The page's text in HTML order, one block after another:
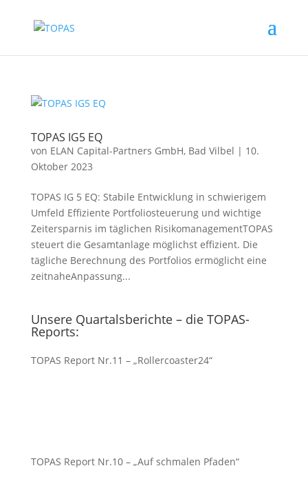
TOPAS IG5 EQ
von ELAN Capital-Partners GmbH, Bad Vilbel | 10.
Oktober 2023
TOPAS IG 5 EQ: Stabile Entwicklung in schwierigem
Umfeld Effiziente Portfoliosteuerung und wichtige
Zeitersparnis im täglichen RisikomanagementTOPAS
steuert die Gesamtanlage möglichst effizient. Die
tägliche Berechnung des Portfolios ermöglicht eine
zeitnaheAnpassung...
Unsere Quartalsberichte – die TOPAS-
Reports:
TOPAS Report Nr.11 – „Rollercoaster24“
TOPAS Report Nr.10 – „Auf schmalen Pfaden“